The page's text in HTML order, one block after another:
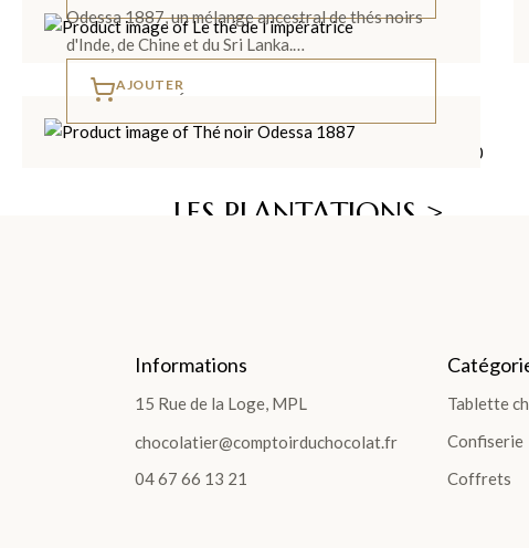
TOUTES LES TABLETTES >
DÉCOUVRIR LA COLLECTION
LES PLANTATIONS >
LES GOURMANDISES
Pâte à tartiner
Les poches et sachets
Sucettes Choco
Odessa 1887, un mélange ancestral de thés noirs
d'Inde, de Chine et du Sri Lanka.…
AJOUTER
Informations
15 Rue de la Loge, MPL
chocolatier@comptoirduchocolat.fr
04 67 66 13 21
Tablette
Confiserie
Coffrets